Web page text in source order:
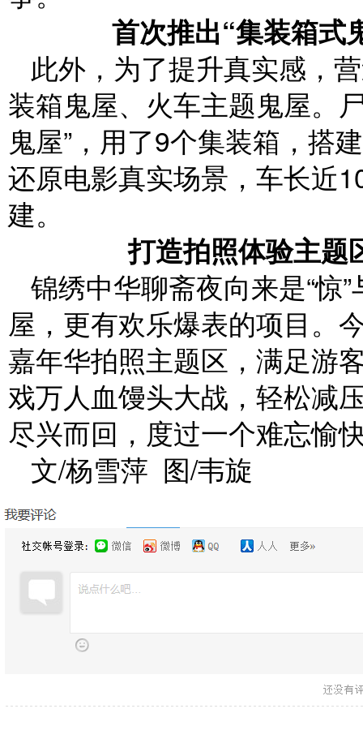
首次推出“集装箱式
此外，为了提升真实感，
装箱鬼屋、火车主题鬼屋。
鬼屋”，用了9个集装箱，搭
还原电影真实场景，车长近
建。
打造拍照体验主
锦绣中华聊斋夜向来是“惊
屋，更有欢乐爆表的项目。
嘉年华拍照主题区，满足游
戏万人血馒头大战，轻松减
尽兴而回，度过一个难忘愉
文/杨雪萍 图/韦旋